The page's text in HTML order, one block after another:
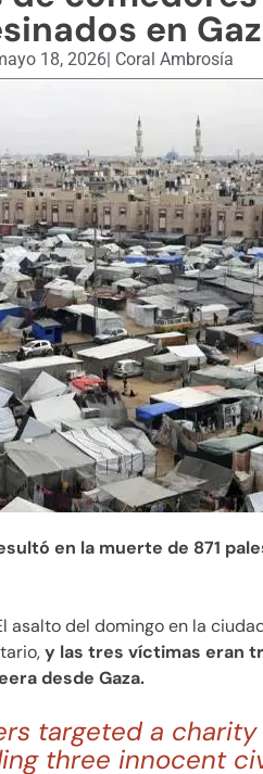
en
18, 2026 Coral Ambrosía
en la muerte de 871
asalto del domingo en la
y las tres víctimas eran
desde Gaza.
targeted a
three innocent